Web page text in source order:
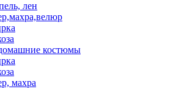
лен
костюмы
махра